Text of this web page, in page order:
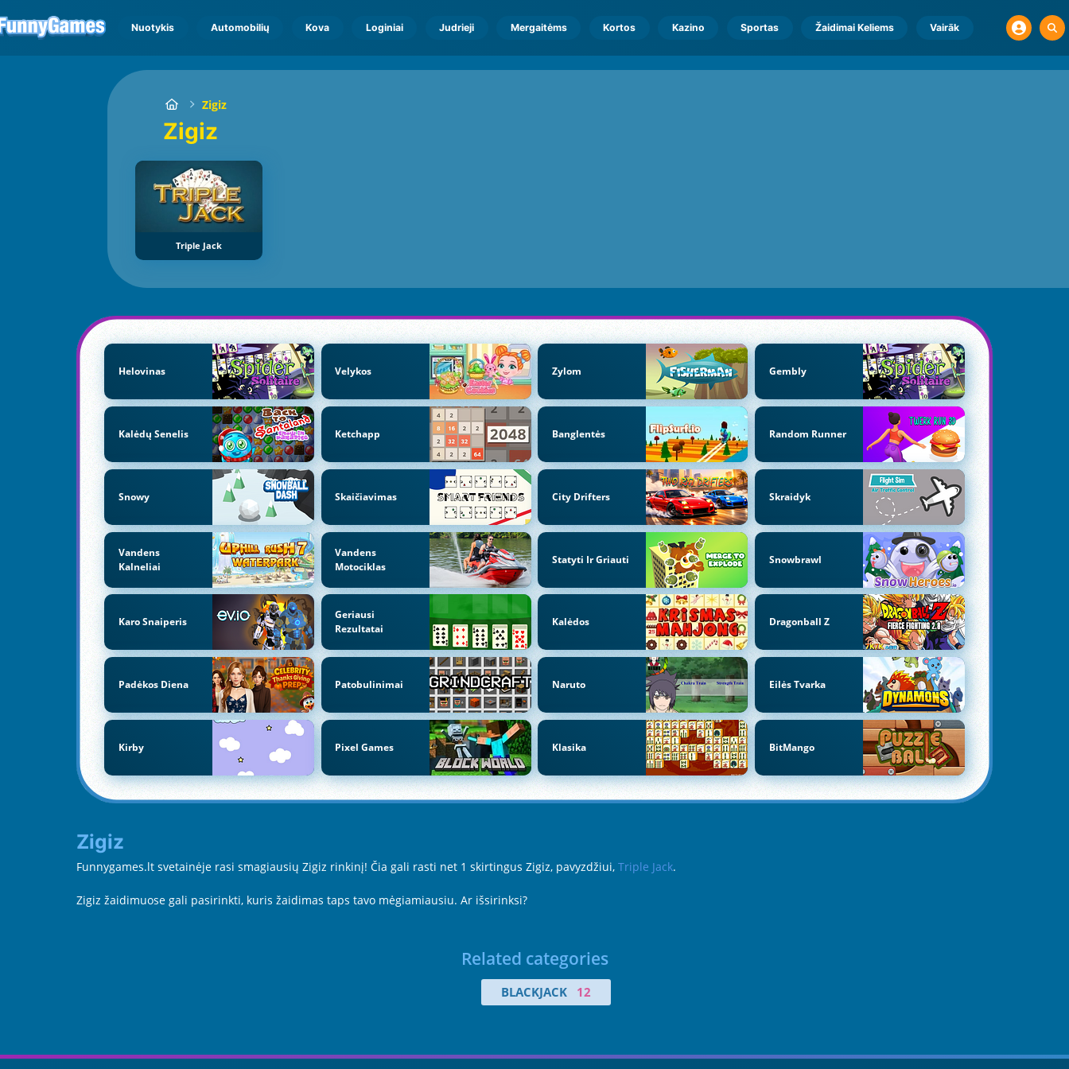
Nuotykis Automobilių Kova Loginiai Judrieji Mergaitėms Kortos Kazino Sportas Žaidimai Keliems Vairāk
Zigiz
Zigiz
Triple Jack
Helovinas Velykos Zylom Gembly
Kalėdų Senelis Ketchapp Banglentės Random Runner
Snowy Skaičiavimas City Drifters Skraidyk
Vandens
Kalneliai
Vandens
Motociklas
Statyti Ir Griauti Snowbrawl
Karo Snaiperis
Geriausi
Rezultatai
Kalėdos Dragonball Z
Padėkos Diena Patobulinimai Naruto Eilės Tvarka
Kirby Pixel Games Klasika BitMango
Zigiz
Funnygames.lt svetainėje rasi smagiausių Zigiz rinkinį! Čia gali rasti net 1 skirtingus Zigiz, pavyzdžiui, Triple Jack.
Zigiz žaidimuose gali pasirinkti, kuris žaidimas taps tavo mėgiamiausiu. Ar išsirinksi?
Related categories
BLACKJACK 12